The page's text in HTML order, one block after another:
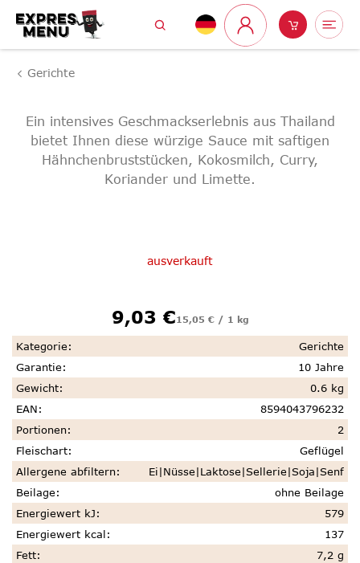
Inhalt
springen
Suchen
Login
Gerichte
Ein intensives Geschmackserlebnis aus Thailand
bietet Ihnen diese würzige Sauce mit saftigen
Hähnchenbruststücken, Kokosmilch, Curry,
Koriander und Limette.
ausverkauft
9,03 €Verkaufspreis:
15,05 € / 1 kg
Kategorie:
Gerichte
Garantie:
10 Jahre
Gewicht:
0.6 kg
EAN:
8594043796232
Portionen:
2
Fleischart:
Geflügel
Allergene abfiltern:
Ei|Nüsse|Laktose|Sellerie|Soja|Senf
Beilage:
ohne Beilage
Energiewert kJ:
579
Energiewert kcal:
137
Fett:
7,2 g